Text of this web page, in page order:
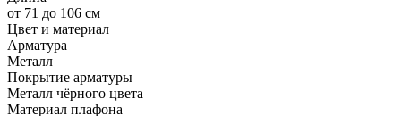
от 71 до 106 см
Цвет и материал
Арматура
Металл
Покрытие арматуры
Металл чёрного цвета
Материал плафона